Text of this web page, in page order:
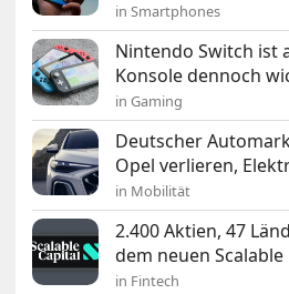
in Smartphones
Nintendo Switch ist
Konsole dennoch
in Gaming
Deutscher
Opel verlieren,
in Mobilität
2.400 Aktien, 47
dem neuen Scalable
in Fintech